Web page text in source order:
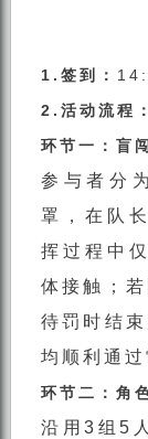
1.签到：
2.活动流程：
环节一：盲
参与者分
罩，在队
挥过程中
体接触；
待罚时结
均顺利通
环节二：角
沿用3组5